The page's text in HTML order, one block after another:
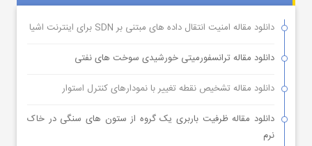
دانلود مقاله امنیت انتقال داده های مبتنی بر SDN برای اینترنت اشیا
دانلود مقاله ترانسفورمیتی خورشیدی سوخت های نفتی
دانلود مقاله تشخیص نقطه تغییر با نمودارهای کنترل استوار
دانلود مقاله ظرفیت باربری یک گروه از ستون های سنگی در خاک
نرم